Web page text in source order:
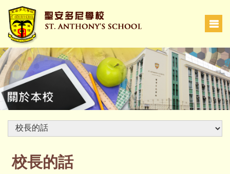
校長的話